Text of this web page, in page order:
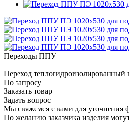
Переходы ППУ
Переход
По запросу
Заказать товар
Задать вопрос
Мы свяжемся с вами для уточнения
По желанию заказчика изделия